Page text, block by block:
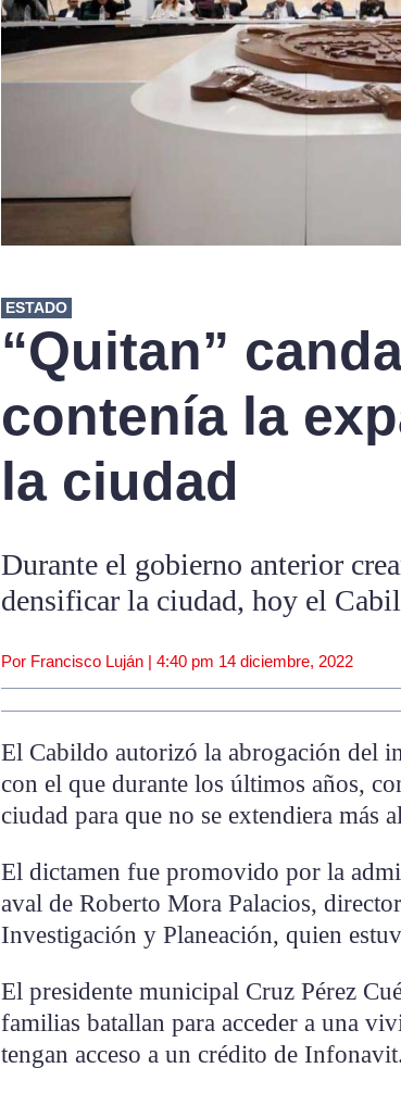
ESTADO
“Quitan”
contenía la
la ciudad
Durante el gobierno anterior
densificar la ciudad, hoy el
Por Francisco Luján | 4:40 pm 14 diciembre, 2022
El Cabildo autorizó la abrogación del
con el que durante los últimos años,
ciudad para que no se extendiera más
El dictamen fue promovido por la
aval de Roberto Mora Palacios,
Investigación y Planeación, quien
El presidente municipal Cruz Pérez
familias batallan para acceder a una
tengan acceso a un crédito de